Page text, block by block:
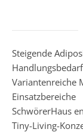
Steigende
Variantenreiche
Einsatzbereiche
SchwörerHaus
Tiny-Living-